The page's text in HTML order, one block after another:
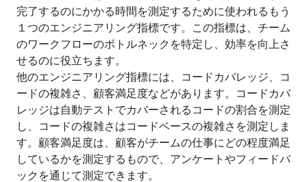
完了するのにかかる時間を測定するために使われるもう
１つのエンジニアリング指標です。この指標は、チーム
のワークフローのボトルネックを特定し、効率を向上さ
せるのに役立ちます。
他のエンジニアリング指標には、コードカバレッジ、コ
ードの複雑さ、顧客満足度などがあります。コードカバ
レッジは自動テストでカバーされるコードの割合を測定
し、コードの複雑さはコードベースの複雑さを測定しま
す。顧客満足度は、顧客がチームの仕事にどの程度満足
しているかを測定するもので、アンケートやフィードバ
ックを通じて測定できます。